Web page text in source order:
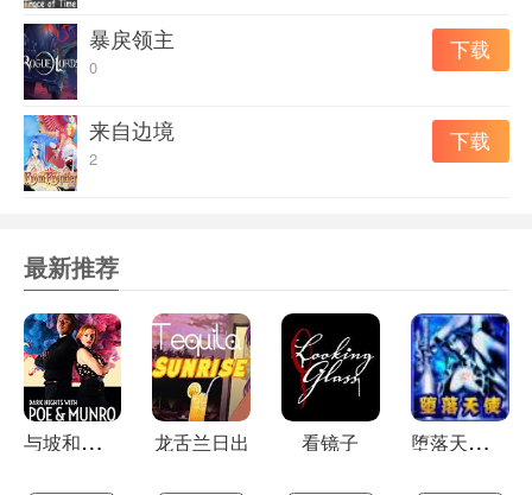
暴戾领主
0
下载
来自边境
2
下载
最新推荐
与
坡和芒罗共度黑夜 龙舌兰日出 看镜子 堕
落天使中文版